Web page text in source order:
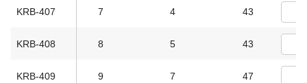
KRB-407 7 4 43
KRB-408 8 5 43
KRB-409 9 7 47